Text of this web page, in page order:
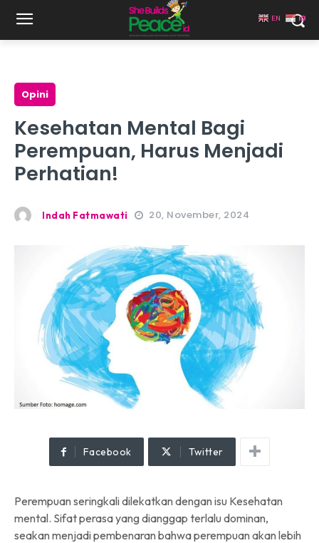
Opini
Kesehatan Mental Bagi
Perempuan, Harus Menjadi
Perhatian!
Indah Fatmawati 20, November, 2024
Facebook Twitter
Perempuan seringkali dilekatkan dengan isu Kesehatan
mental. Sifat perasa yang dianggap terlalu dominan,
seakan menjadi pembenaran bahwa perempuan akan lebih
EN ID